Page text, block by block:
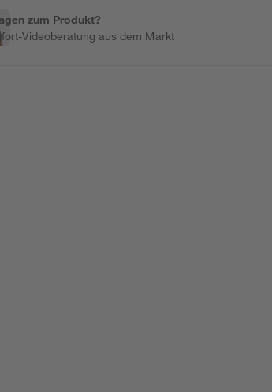
zum Produkt?
Videoberatung aus dem Markt